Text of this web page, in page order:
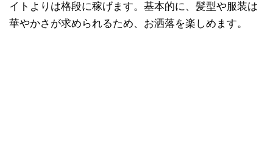
イトよりは格段に稼げます。基本的に、髪型や服装は
華やかさが求められるため、お洒落を楽しめます。